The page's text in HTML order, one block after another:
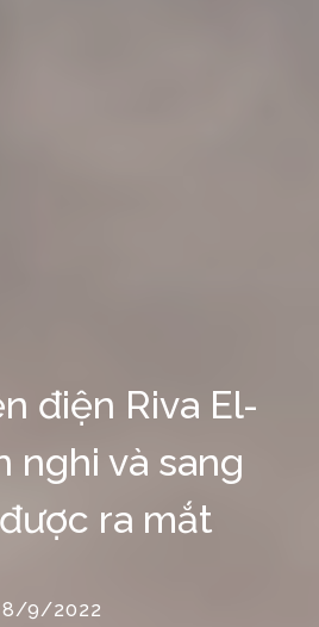
điện Riva El-
nghi và sang
ra mắt
8/9/2022